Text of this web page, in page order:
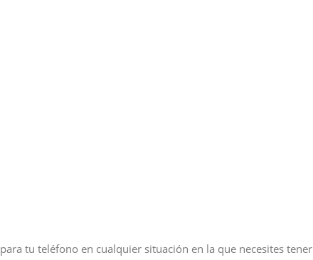
para tu teléfono en cualquier situación en la que necesites